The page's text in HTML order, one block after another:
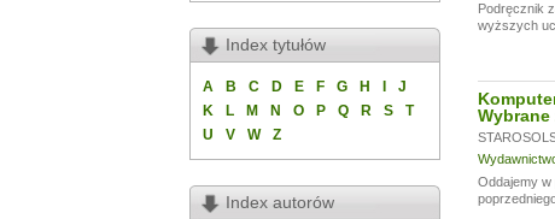
Index tytułów
A B C D E F G H
J
K
L M N O P Q R S
T
U
V W Z
Index autorów
Podręcznik
wyższych
Wybrane
Oddajemy w